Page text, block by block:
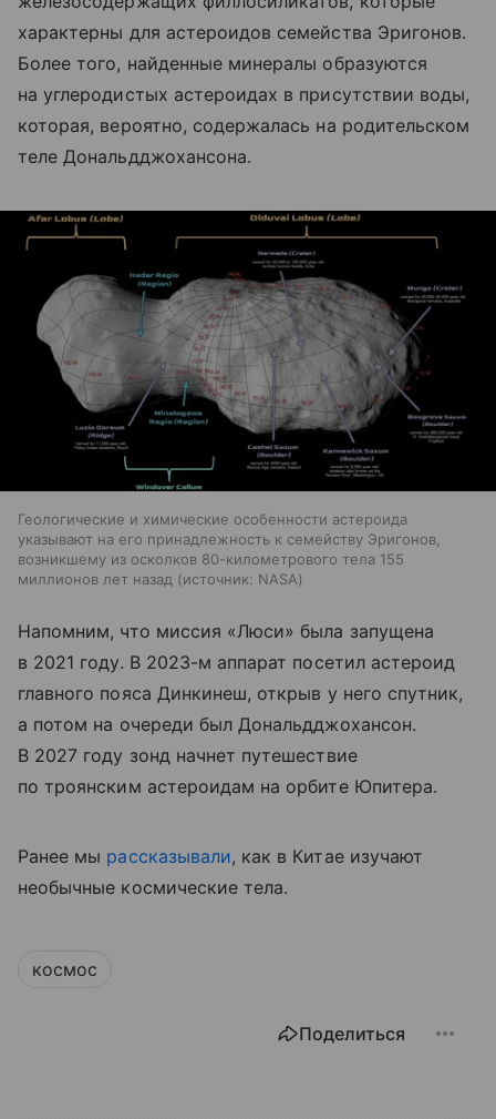
характерны для астероидов семейства Эригонов.
Более того, найденные минералы образуются
на углеродистых астероидах в присутствии воды,
которая, вероятно, содержалась на родительском
теле Дональдджохансона.
Геологические и химические особенности астероида
указывают на его принадлежность к семейству Эригонов,
возникшему из осколков 80-километрового тела 155
миллионов лет назад
источник: NASA
Напомним, что миссия «Люси» была запущена
в 2021 году. В 2023-м аппарат посетил астероид
главного пояса Динкинеш, открыв у него спутник,
а потом на очереди был Дональдджохансон.
В 2027 году зонд начнет путешествие
по троянским астероидам на орбите Юпитера.
Ранее мы рассказывали, как в Китае изучают
необычные космические тела.
космос
Поделиться